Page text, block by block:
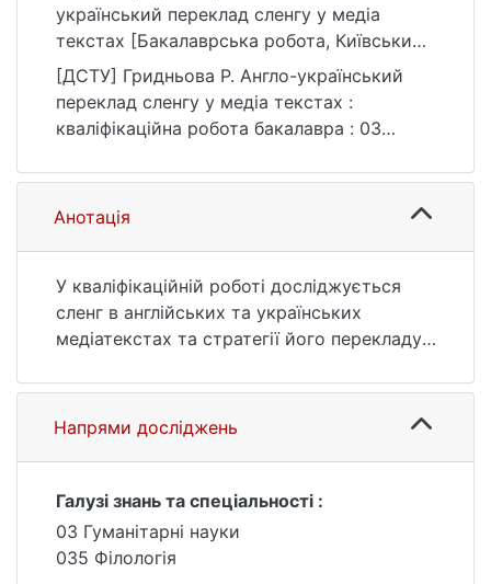
український переклад сленгу у медіа
текстах [Бакалаврська робота, Київський
національний університет імені Тараса
Шевченка]. eKNUTSHIR.
https://ir.library.knu.ua/handle/123456789/54
[ДСТУ] Гридньова Р. Англо-український
переклад сленгу у медіа текстах :
кваліфікаційна робота бакалавра : 03
https://ir.library.knu.ua/handle/123456789/54
08 (дата звернення: 25.07.2026).
Анотація
У кваліфікаційній роботі досліджується
сленг в англійських та українських
медіатекстах та стратегії його перекладу.
Ключові слова: сленг, медіатекст, стратегії
перекладу, новини, соціальні медіа.
Напрями досліджень
Галузі знань та спеціальності :
03 Гуманітарні науки
035 Філологія